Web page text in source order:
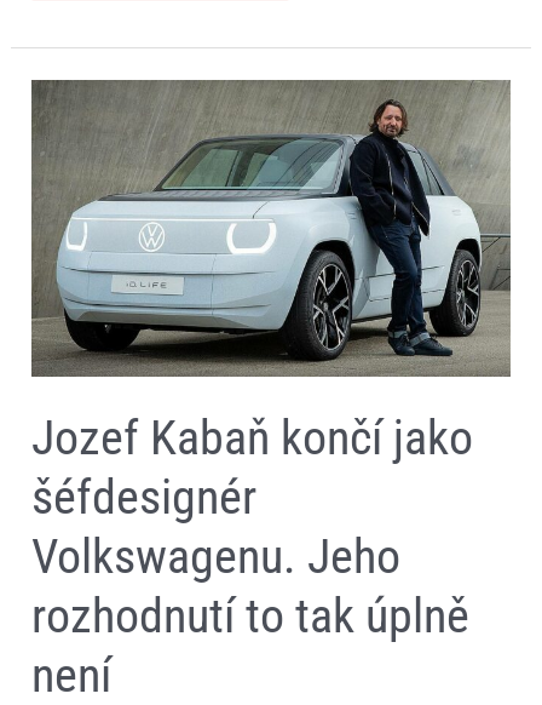
Jozef Kabaň končí jako
šéfdesignér
Volkswagenu. Jeho
rozhodnutí to tak úplně
není
Jozef
Kabaň
končí
šéfdesignér
Volkswagenu.
Jeho
rozhodnutí
to
tak
úplně
není